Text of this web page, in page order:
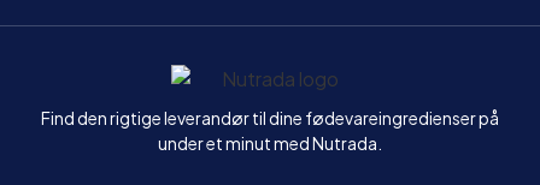
Hjem
Find den rigtige leverandør til dine fødevareingredienser på
under et minut med Nutrada.